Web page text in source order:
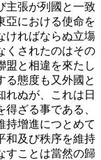
主張が列國と一致
亞における使命を
ければならぬ立塲
くされたのはその
盟と相違を來たし
る態度も又外國と
れぬが、これは日
ざる事である、
持增進につとめて
和及び秩序を維持
すことは當然の歸